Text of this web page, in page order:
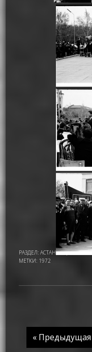
РАЗДЕЛ:АСТАНА -
МЕТКИ: 1972
« Предыдущая